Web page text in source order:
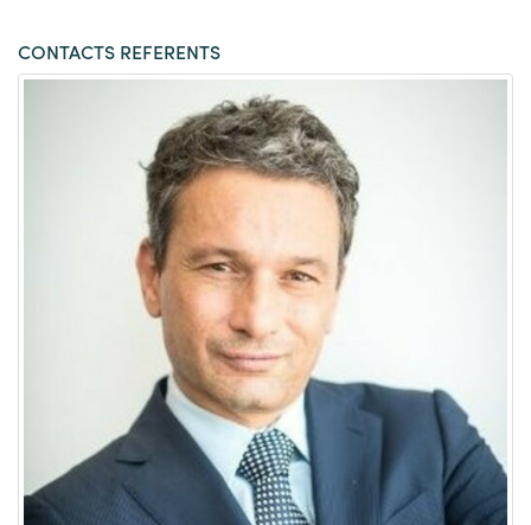
CONTACTS REFERENTS